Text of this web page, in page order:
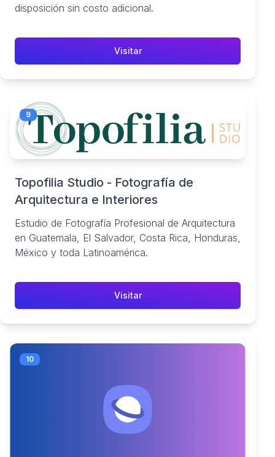
disposición sin costo adicional.
Visitar
9
Topofilia Studio - Fotografía de
Arquitectura e Interiores
Estudio de Fotografía Profesional de Arquitectura
en Guatemala, El Salvador, Costa Rica, Honduras,
México y toda Latinoamérica.
Visitar
10